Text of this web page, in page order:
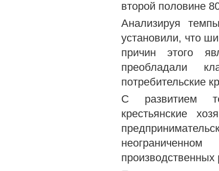
второй половине
Анализируя
установили, что
причин этого
преобладали
потребительские
С развитием
крестьянские
производственных